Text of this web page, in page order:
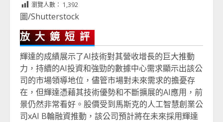
瀏覽人數： 1,392
圖/Shutterstock
放大鏡短評
輝達的成績展示了AI技術對其營收增長的巨大推動
力，持續的AI投資和強勁的數據中心需求顯示出該公
司的市場領導地位，儘管市場對未來需求的擔憂存
在，但輝達憑藉其技術優勢和不斷擴展的AI應用，前
景仍然非常看好。股價受到馬斯克的人工智慧創業公
司xAI B輪融資推動，該公司預計將在未來採用輝達